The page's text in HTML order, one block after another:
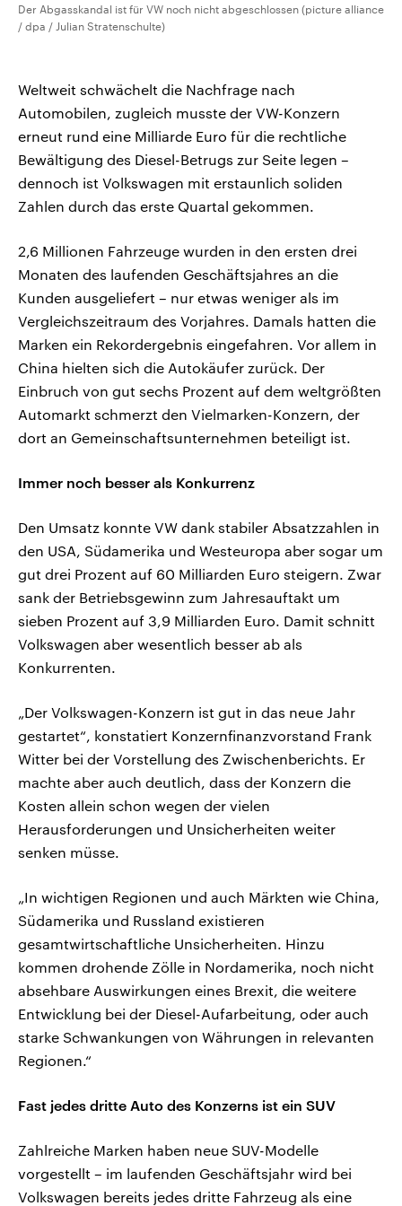
Der Abgasskandal ist für VW noch nicht abgeschlossen (picture alliance
/ dpa / Julian Stratenschulte)
Weltweit schwächelt die Nachfrage nach
Automobilen, zugleich musste der VW-Konzern
erneut rund eine Milliarde Euro für die rechtliche
Bewältigung des Diesel-Betrugs zur Seite legen –
dennoch ist Volkswagen mit erstaunlich soliden
Zahlen durch das erste Quartal gekommen.
2,6 Millionen Fahrzeuge wurden in den ersten drei
Monaten des laufenden Geschäftsjahres an die
Kunden ausgeliefert – nur etwas weniger als im
Vergleichszeitraum des Vorjahres. Damals hatten die
Marken ein Rekordergebnis eingefahren. Vor allem in
China hielten sich die Autokäufer zurück. Der
Einbruch von gut sechs Prozent auf dem weltgrößten
Automarkt schmerzt den Vielmarken-Konzern, der
dort an Gemeinschaftsunternehmen beteiligt ist.
Immer noch besser als Konkurrenz
Den Umsatz konnte VW dank stabiler Absatzzahlen in
den USA, Südamerika und Westeuropa aber sogar um
gut drei Prozent auf 60 Milliarden Euro steigern. Zwar
sank der Betriebsgewinn zum Jahresauftakt um
sieben Prozent auf 3,9 Milliarden Euro. Damit schnitt
Volkswagen aber wesentlich besser ab als
Konkurrenten.
„Der Volkswagen-Konzern ist gut in das neue Jahr
gestartet“, konstatiert Konzernfinanzvorstand Frank
Witter bei der Vorstellung des Zwischenberichts. Er
machte aber auch deutlich, dass der Konzern die
Kosten allein schon wegen der vielen
Herausforderungen und Unsicherheiten weiter
senken müsse.
„In wichtigen Regionen und auch Märkten wie China,
Südamerika und Russland existieren
gesamtwirtschaftliche Unsicherheiten. Hinzu
kommen drohende Zölle in Nordamerika, noch nicht
absehbare Auswirkungen eines Brexit, die weitere
Entwicklung bei der Diesel-Aufarbeitung, oder auch
starke Schwankungen von Währungen in relevanten
Regionen.“
Fast jedes dritte Auto des Konzerns ist ein SUV
Zahlreiche Marken haben neue SUV-Modelle
vorgestellt – im laufenden Geschäftsjahr wird bei
Volkswagen bereits jedes dritte Fahrzeug als eine